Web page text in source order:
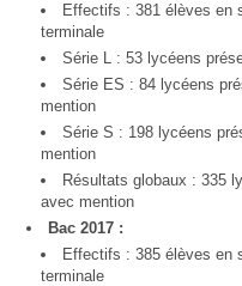
Effectifs : 381 élèves en
terminale
Série L : 53 lycéens
Série ES : 84 lycéens
mention
Série S : 198 lycéens
mention
Résultats globaux : 335
avec mention
Bac 2017 :
Effectifs : 385 élèves en
terminale